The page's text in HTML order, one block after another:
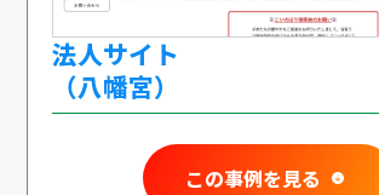
法人サイト
（八幡宮）
この事例を見る